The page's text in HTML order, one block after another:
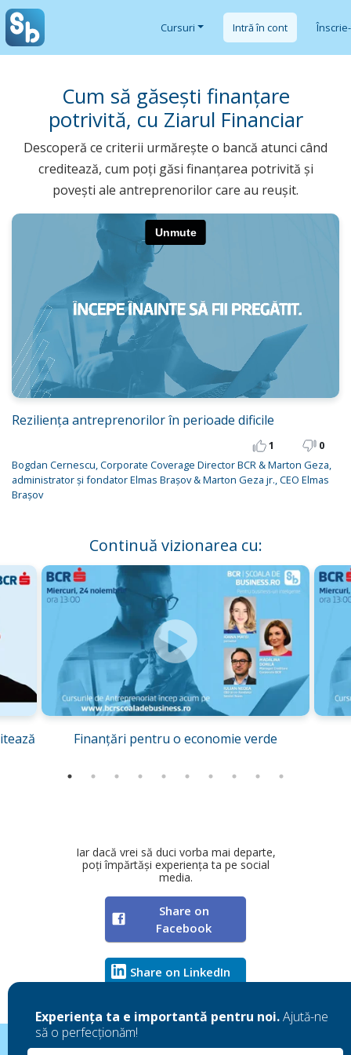
Cursuri Intră în cont
Cum să găsești finanțare
potrivită, cu Ziarul Financiar
Descoperă ce criterii urmărește o bancă atunci când
creditează, cum poți găsi finanțarea potrivită și
povești ale antreprenorilor care au reușit.
Reziliența antreprenorilor în perioade dificile
1
0
Bogdan Cernescu, Corporate Coverage Director BCR & Marton Geza,
administrator și fondator Elmas Brașov & Marton Geza jr., CEO Elmas
Brașov
Continuă vizionarea cu:
Finanțări pentru o economie verde
Iar dacă vrei să duci vorba mai departe,
poți împărtăși experiența ta pe social
media.
Share on
Facebook
Share on LinkedIn
Experiența ta e importantă pentru noi.Ajută-ne
să o perfecționăm!